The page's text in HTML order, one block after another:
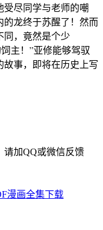
受尽同学与老师的嘲
龙终于苏醒了！然而
同，竟然是个少
主！”亚修能够驾驭
事，即将在历史上写
请加QQ或微信反馈
漫画全集下载